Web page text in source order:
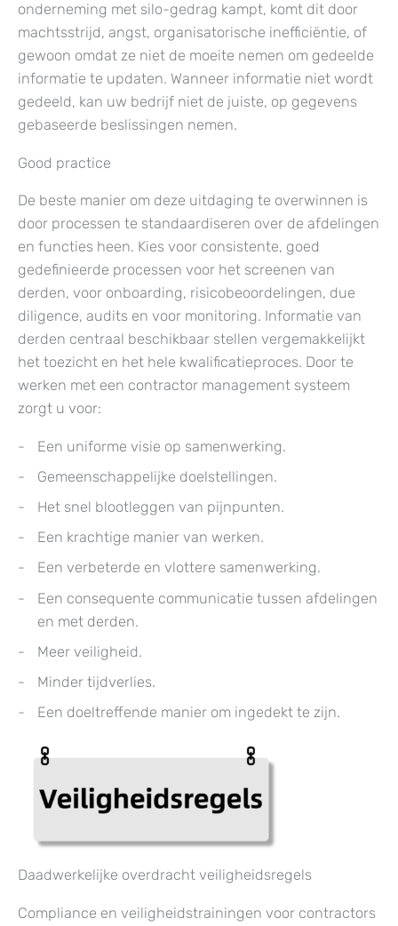
onderneming met silo-gedrag kampt, komt dit door
machtsstrijd, angst, organisatorische inefficiëntie, of
gewoon omdat ze niet de moeite nemen om gedeelde
informatie te updaten. Wanneer informatie niet wordt
gedeeld, kan uw bedrijf niet de juiste, op gegevens
gebaseerde beslissingen nemen.
Good practice
De beste manier om deze uitdaging te overwinnen is
door processen te standaardiseren over de afdelingen
en functies heen. Kies voor consistente, goed
gedefinieerde processen voor het screenen van
derden, voor onboarding, risicobeoordelingen, due
diligence, audits en voor monitoring. Informatie van
derden centraal beschikbaar stellen vergemakkelijkt
het toezicht en het hele kwalificatieproces. Door te
werken met een contractor management systeem
zorgt u voor:
Een uniforme visie op samenwerking.
Gemeenschappelijke doelstellingen.
Het snel blootleggen van pijnpunten.
Een krachtige manier van werken.
Een verbeterde en vlottere samenwerking.
Een consequente communicatie tussen afdelingen
en met derden.
Meer veiligheid.
Minder tijdverlies.
Een doeltreffende manier om ingedekt te zijn.
Daadwerkelijke overdracht veiligheidsregels
Compliance en veiligheidstrainingen voor contractors